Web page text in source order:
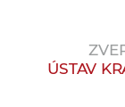
ÚSTAV